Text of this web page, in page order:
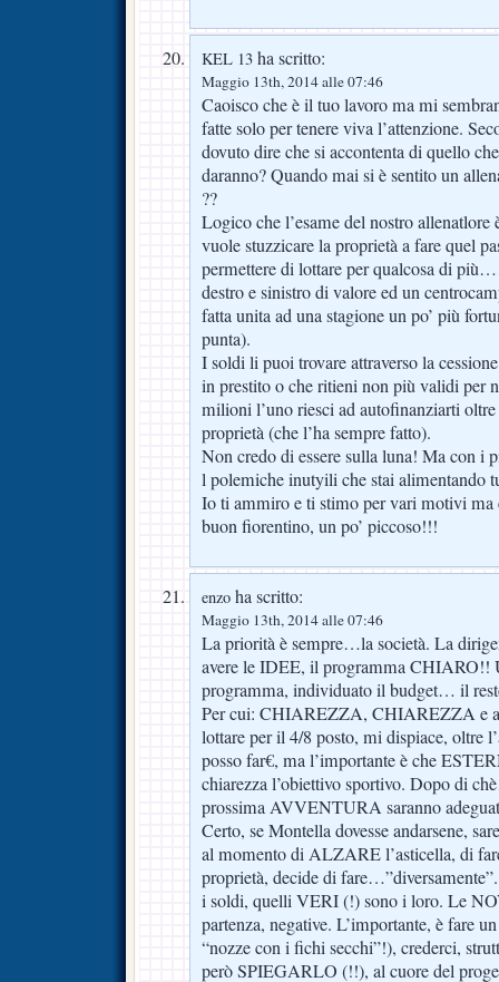
KEL 13 ha scritto:
Maggio 13th, 2014 alle 07:46
Caoisco che è il tuo lavoro ma mi
fatte solo per tenere viva l’attenzione.
dovuto dire che si accontenta di quello
daranno? Quando mai si è sentito un
??
Logico che l’esame del nostro allenatlore
vuole stuzzicare la proprietà a fare quel
permettere di lottare per qualcosa di
destro e sinistro di valore ed un
fatta unita ad una stagione un po’ più
punta).
I soldi li puoi trovare attraverso la
in prestito o che ritieni non più validi per
milioni l’uno riesci ad autofinanziarti
proprietà (che l’ha sempre fatto).
Non credo di essere sulla luna! Ma con i
l polemiche inutyili che stai alimentando
Io ti ammiro e ti stimo per vari motivi ma
buon fiorentino, un po’ piccoso!!!
enzo ha scritto:
Maggio 13th, 2014 alle 07:46
La priorità è sempre…la società. La
avere le IDEE, il programma CHIARO!!
programma, individuato il budget… il
Per cui: CHIAREZZA, CHIAREZZA e
lottare per il 4/8 posto, mi dispiace, oltre
posso far€, ma l’importante è che
chiarezza l’obiettivo sportivo. Dopo di
prossima AVVENTURA saranno
Certo, se Montella dovesse andarsene,
al momento di ALZARE l’asticella, di
proprietà, decide di
i soldi, quelli VERI (!) sono i loro. Le
partenza, negative. L’importante, è fare
“nozze con i fichi secchi”!), crederci,
però SPIEGARLO (!!), al cuore del